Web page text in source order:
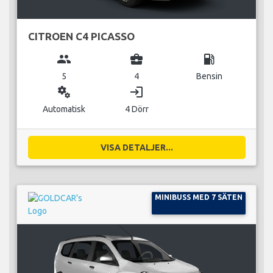
CITROEN C4 PICASSO
group
5
business_center
4
local_gas_station
Bensin
miscellaneous_services
Automatisk
login
4 Dörr
VISA DETALJER...
MINIBUSS MED 7 SÄTEN